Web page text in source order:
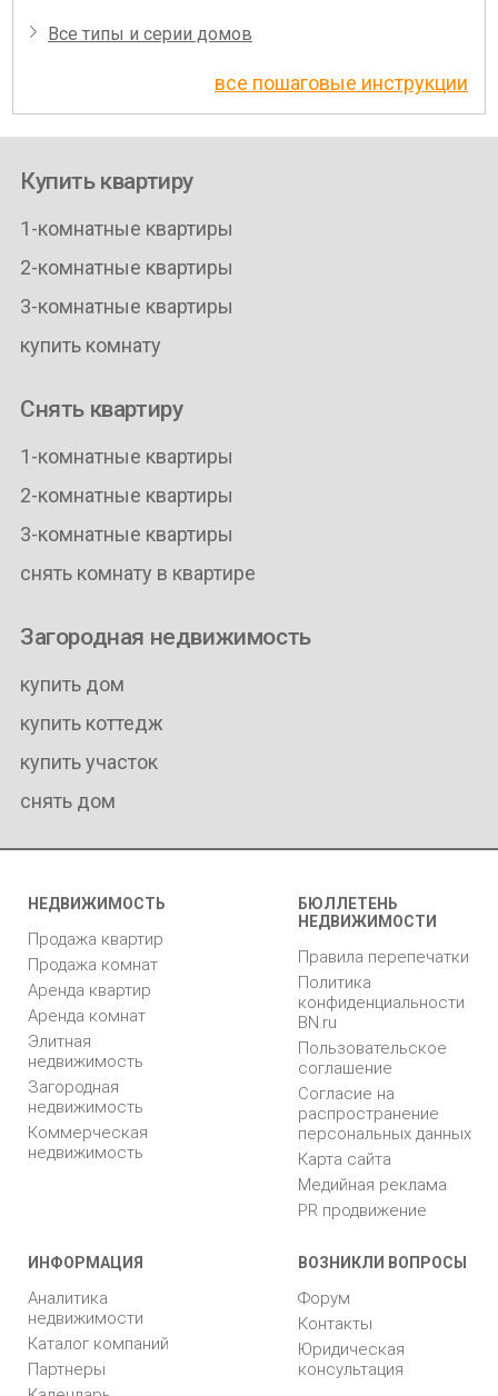
Все типы и серии домов
все пошаговые инструкции
Купить квартиру
1-комнатные квартиры
2-комнатные квартиры
3-комнатные квартиры
купить комнату
Снять квартиру
1-комнатные квартиры
2-комнатные квартиры
3-комнатные квартиры
снять комнату в квартире
Загородная недвижимость
купить дом
купить коттедж
купить участок
снять дом
НЕДВИЖИМОСТЬ
Продажа квартир
Продажа комнат
Аренда квартир
Аренда комнат
Элитная
недвижимость
Загородная
недвижимость
Коммерческая
недвижимость
БЮЛЛЕТЕНЬ
НЕДВИЖИМОСТИ
Правила перепечатки
Политика
конфиденциальности
BN.ru
Пользовательское
соглашение
Согласие на
распространение
персональных данных
Карта сайта
Медийная реклама
PR продвижение
ИНФОРМАЦИЯ
Аналитика
недвижимости
Каталог компаний
Партнеры
ВОЗНИКЛИ ВОПРОСЫ
Форум
Контакты
Юридическая
консультация